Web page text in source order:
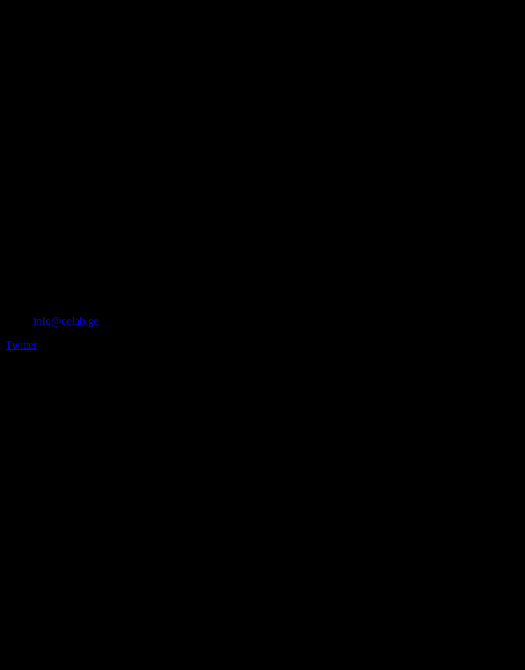
info@colab.ge
Twitter